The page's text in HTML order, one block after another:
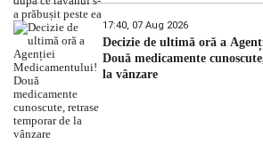
17:40, 07 Aug 2026
Decizie de ultimă oră a
Două medicamente
la vânzare